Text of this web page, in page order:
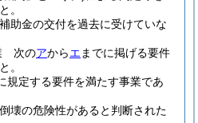
。
助金の交付を過去に受けていな
次のアからエ までに掲げる要件
。
規定する要件を満たす事業であ
壊の危険性があると判断された